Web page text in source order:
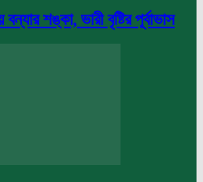
শঙ্কা, ভারী বৃষ্টির পূর্বাভাস